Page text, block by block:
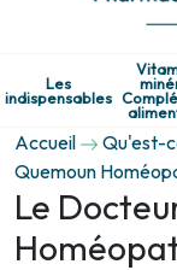
Les
indispensables
Accueil Qu'est-
Quemoun
Le